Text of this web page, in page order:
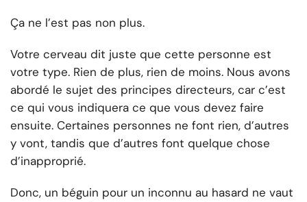
Ça ne l’est pas non plus.
Votre cerveau dit juste que cette personne est
votre type. Rien de plus, rien de moins. Nous avons
abordé le sujet des principes directeurs, car c’est
ce qui vous indiquera ce que vous devez faire
ensuite. Certaines personnes ne font rien, d’autres
y vont, tandis que d’autres font quelque chose
d’inapproprié.
Donc, un béguin pour un inconnu au hasard ne vaut